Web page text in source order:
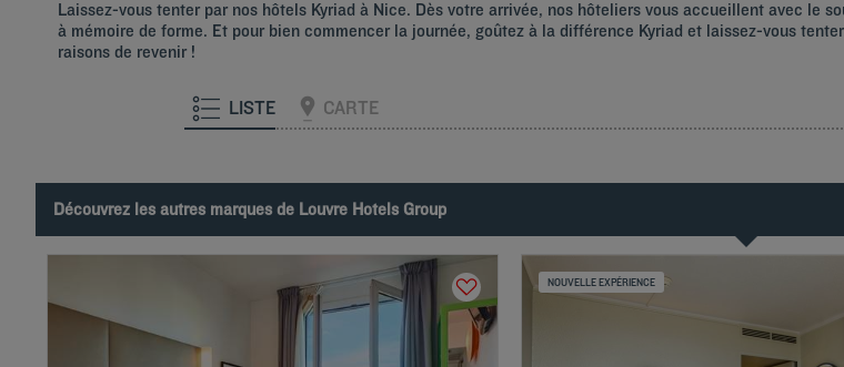
Laissez-vous tenter par nos hôtels Kyriad à Nice. Dès votre arrivée, nos hôteliers vous accueillent avec le
à mémoire de forme. Et pour bien commencer la journée, goûtez à la différence Kyriad et laissez-vous
raisons de revenir !
LISTE CARTE
Découvrez les autres marques de Louvre Hotels Group
NOUVELLE EXPÉRIENCE